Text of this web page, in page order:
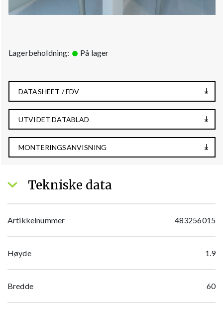
Lagerbeholdning: På lager
DATASHEET / FDV
UTVIDET DATABLAD
MONTERINGSANVISNING
Tekniske data
Artikkelnummer 483256015
Høyde 1.9
Bredde 60